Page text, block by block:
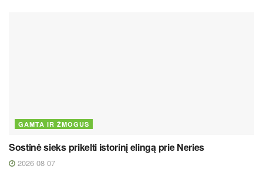
GAMTA IR ŽMOGUS
Sostinė sieks prikelti istorinį elingą prie Neries
2026 08 07